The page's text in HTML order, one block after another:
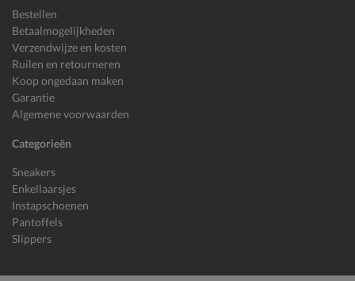
Bestellen
Betaalmogelijkheden
Verzendwijze en kosten
Ruilen en retourneren
Koop ongedaan maken
Garantie
Algemene voorwaarden
Categorieën
Sneakers
Enkellaarsjes
Instapschoenen
Pantoffels
Slippers